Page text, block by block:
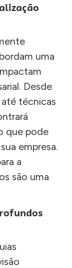
uma
Desde
técnicas
que pode
empresa.
a
são uma